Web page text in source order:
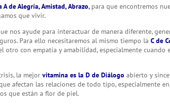
A de Alegría, Amistad, Abrazo,para que encontremos
que vivir.
nos ayude para interactuar de manera diferente,
Para ello necesitaremos al mismo tiempo laC de
otro con empatía y amabilidad, especialmente
la mejor vitamina es la D de Diálogo abierto y
afectan las relaciones de todo tipo, especialmente
que están a flor de piel.